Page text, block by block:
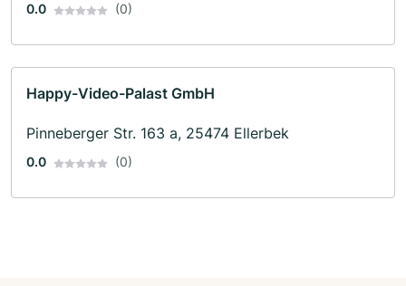
0.0 (0)
Happy-Video-Palast GmbH
Pinneberger Str. 163 a, 25474 Ellerbek
0.0 (0)